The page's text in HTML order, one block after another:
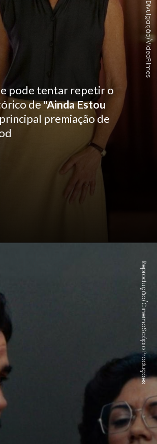
pode tentar repetir o
de"Ainda Estou
premiação de
Divulgação/VideoFilmes
Reprodução/CinemaScópio Produções